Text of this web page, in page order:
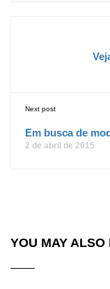
Next post
Em busca de
2 de abril de 2015
YOU MAY ALSO